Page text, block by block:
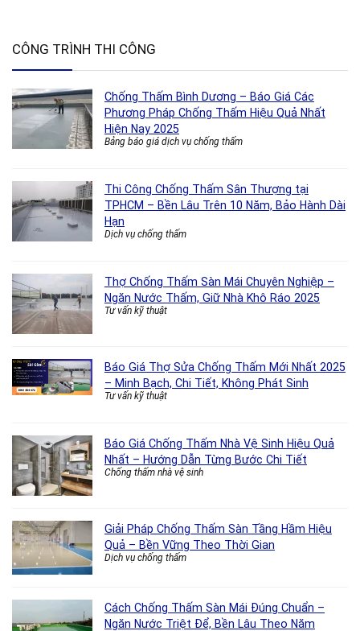
CÔNG TRÌNH THI CÔNG
Chống Thấm Bình Dương – Báo Giá Các
Phương Pháp Chống Thấm Hiệu Quả Nhất
Hiện Nay 2025
Bảng báo giá dịch vụ chống thấm
Thi Công Chống Thấm Sân Thượng tại
TPHCM – Bền Lâu Trên 10 Năm, Bảo Hành Dài
Hạn
Dịch vụ chống thấm
Thợ Chống Thấm Sàn Mái Chuyên Nghiệp –
Ngăn Nước Thấm, Giữ Nhà Khô Ráo 2025
Tư vấn kỹ thuật
Báo Giá Thợ Sửa Chống Thấm Mới Nhất 2025
– Minh Bạch, Chi Tiết, Không Phát Sinh
Tư vấn kỹ thuật
Báo Giá Chống Thấm Nhà Vệ Sinh Hiệu Quả
Nhất – Hướng Dẫn Từng Bước Chi Tiết
Chống thấm nhà vệ sinh
Giải Pháp Chống Thấm Sàn Tầng Hầm Hiệu
Quả – Bền Vững Theo Thời Gian
Dịch vụ chống thấm
Cách Chống Thấm Sàn Mái Đúng Chuẩn –
Ngăn Nước Triệt Để, Bền Lâu Theo Năm